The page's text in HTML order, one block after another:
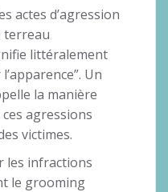
actes d’agression
terreau
littéralement
Un
la manière
agressions
victimes.
les infractions
le grooming